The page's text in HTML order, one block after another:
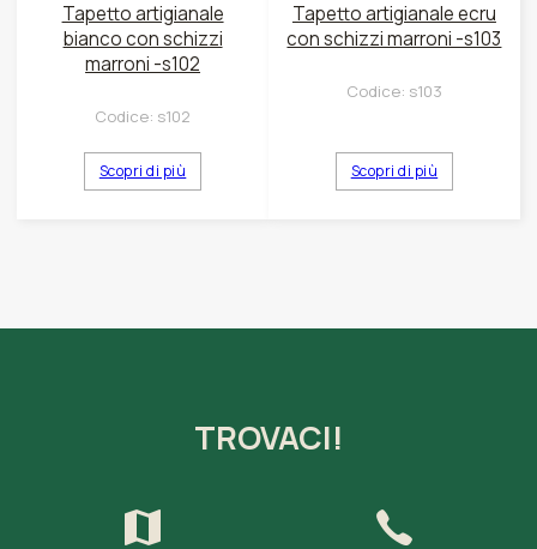
Tapetto artigianale
bianco con schizzi
marroni -s102
Codice: s102
Scopri di più
Tapetto artigianale ecru
con schizzi marroni -s103
Codice: s103
Scopri di più
TROVACI!